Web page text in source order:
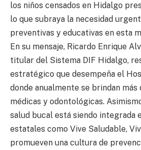
los niños censados en Hidalgo
lo que subraya la necesidad
preventivas y educativas en esta
En su mensaje, Ricardo Enrique
titular del Sistema DIF Hidalgo,
estratégico que desempeña el
donde anualmente se brindan más
médicas y odontológicas.
salud bucal está siendo integrada
estatales como Vive Saludable,
promueven una cultura de